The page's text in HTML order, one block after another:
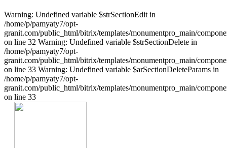
Warning: Undefined variable $strSectionEdit in
/home/p/pamyaty7/opt-
granit.com/public_html/bitrix/templates/monumentpro_main/
on line 32 Warning: Undefined variable $strSectionDelete in
/home/p/pamyaty7/opt-
granit.com/public_html/bitrix/templates/monumentpro_main/
on line 33 Warning: Undefined variable $arSectionDeleteParams in
/home/p/pamyaty7/opt-
granit.com/public_html/bitrix/templates/monumentpro_main/
on line 33